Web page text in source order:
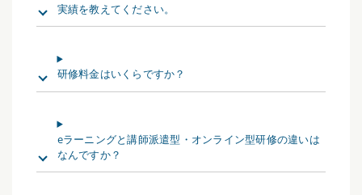
実績を教えてください。
研修料金はいくらですか？
eラーニングと講師派遣型・オンライン型研修の違いは
なんですか？